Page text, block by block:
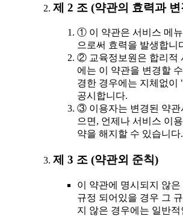
제 2 조 (약관의 효력과 변
① 이 약관은 서비스 메
으로써 효력을 발생합니
② 교육정보원은 합리적
에는 이 약관을 변경할
경한 경우에는 지체없이
공시합니다.
③ 이용자는 변경된 약관
으면, 언제나 서비스 이
약을 해지할 수 있습니다.
제 3 조 (약관외 준칙)
이 약관에 명시되지 않은
규정 되어있을 경우 그
지 않은 경우에는 일반